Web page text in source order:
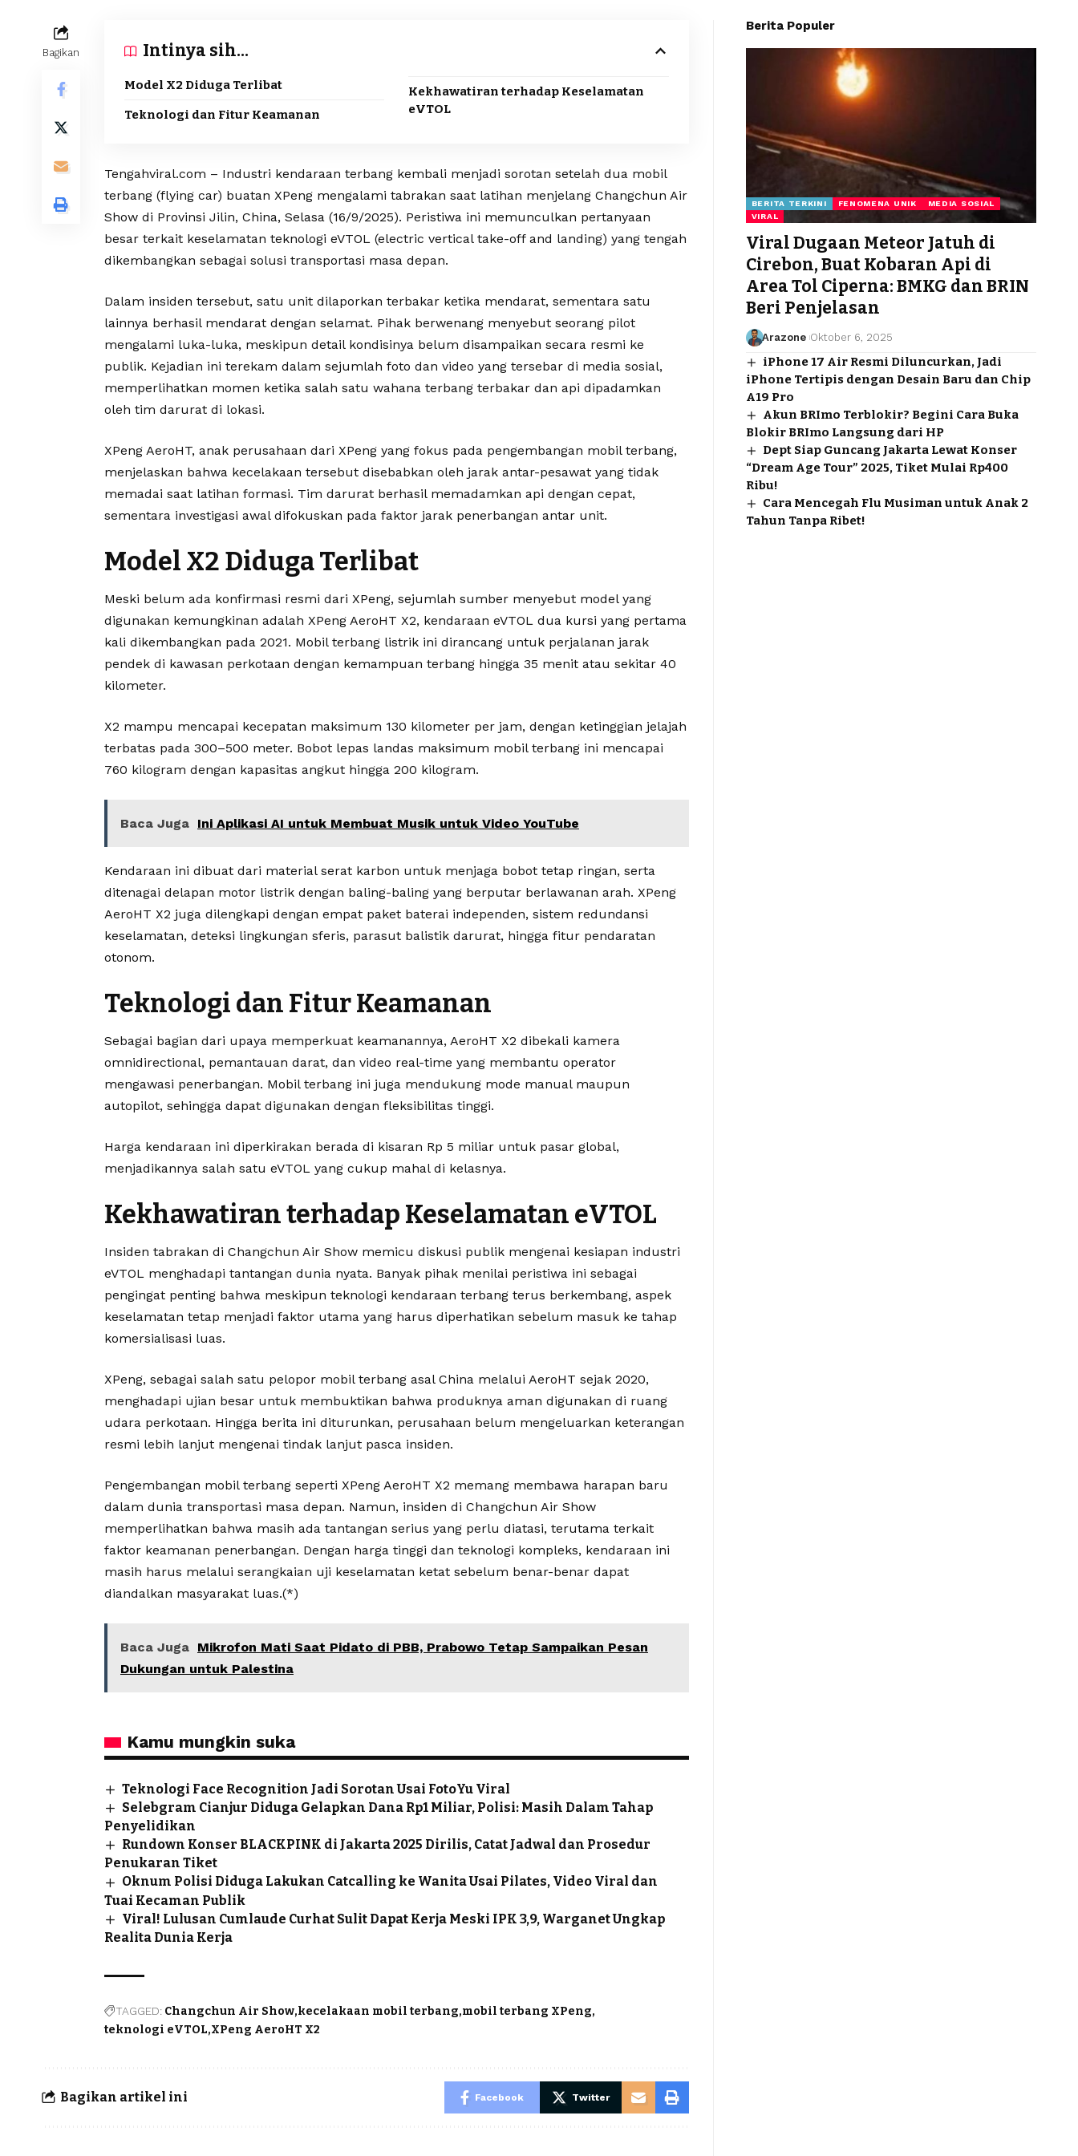
Bagikan Intinya sih...
Model X2 Diduga Terlibat
Teknologi dan Fitur Keamanan
Kekhawatiran terhadap Keselamatan
eVTOL
Tengahviral.com – Industri kendaraan terbang kembali menjadi sorotan setelah dua mobil
terbang (flying car) buatan XPeng mengalami tabrakan saat latihan menjelang Changchun Air
Show di Provinsi Jilin, China, Selasa (16/9/2025). Peristiwa ini memunculkan pertanyaan
besar terkait keselamatan teknologi eVTOL (electric vertical take-off and landing) yang tengah
dikembangkan sebagai solusi transportasi masa depan.
Dalam insiden tersebut, satu unit dilaporkan terbakar ketika mendarat, sementara satu
lainnya berhasil mendarat dengan selamat. Pihak berwenang menyebut seorang pilot
mengalami luka-luka, meskipun detail kondisinya belum disampaikan secara resmi ke
publik. Kejadian ini terekam dalam sejumlah foto dan video yang tersebar di media sosial,
memperlihatkan momen ketika salah satu wahana terbang terbakar dan api dipadamkan
oleh tim darurat di lokasi.
XPeng AeroHT, anak perusahaan dari XPeng yang fokus pada pengembangan mobil terbang,
menjelaskan bahwa kecelakaan tersebut disebabkan oleh jarak antar-pesawat yang tidak
memadai saat latihan formasi. Tim darurat berhasil memadamkan api dengan cepat,
sementara investigasi awal difokuskan pada faktor jarak penerbangan antar unit.
Model X2 Diduga Terlibat
Meski belum ada konfirmasi resmi dari XPeng, sejumlah sumber menyebut model yang
digunakan kemungkinan adalah XPeng AeroHT X2, kendaraan eVTOL dua kursi yang pertama
kali dikembangkan pada 2021. Mobil terbang listrik ini dirancang untuk perjalanan jarak
pendek di kawasan perkotaan dengan kemampuan terbang hingga 35 menit atau sekitar 40
kilometer.
X2 mampu mencapai kecepatan maksimum 130 kilometer per jam, dengan ketinggian jelajah
terbatas pada 300–500 meter. Bobot lepas landas maksimum mobil terbang ini mencapai
760 kilogram dengan kapasitas angkut hingga 200 kilogram.
Baca Juga Ini Aplikasi AI untuk Membuat Musik untuk Video YouTube
Kendaraan ini dibuat dari material serat karbon untuk menjaga bobot tetap ringan, serta
ditenagai delapan motor listrik dengan baling-baling yang berputar berlawanan arah. XPeng
AeroHT X2 juga dilengkapi dengan empat paket baterai independen, sistem redundansi
keselamatan, deteksi lingkungan sferis, parasut balistik darurat, hingga fitur pendaratan
otonom.
Teknologi dan Fitur Keamanan
Sebagai bagian dari upaya memperkuat keamanannya, AeroHT X2 dibekali kamera
omnidirectional, pemantauan darat, dan video real-time yang membantu operator
mengawasi penerbangan. Mobil terbang ini juga mendukung mode manual maupun
autopilot, sehingga dapat digunakan dengan fleksibilitas tinggi.
Harga kendaraan ini diperkirakan berada di kisaran Rp 5 miliar untuk pasar global,
menjadikannya salah satu eVTOL yang cukup mahal di kelasnya.
Kekhawatiran terhadap Keselamatan eVTOL
Insiden tabrakan di Changchun Air Show memicu diskusi publik mengenai kesiapan industri
eVTOL menghadapi tantangan dunia nyata. Banyak pihak menilai peristiwa ini sebagai
pengingat penting bahwa meskipun teknologi kendaraan terbang terus berkembang, aspek
keselamatan tetap menjadi faktor utama yang harus diperhatikan sebelum masuk ke tahap
komersialisasi luas.
XPeng, sebagai salah satu pelopor mobil terbang asal China melalui AeroHT sejak 2020,
menghadapi ujian besar untuk membuktikan bahwa produknya aman digunakan di ruang
udara perkotaan. Hingga berita ini diturunkan, perusahaan belum mengeluarkan keterangan
resmi lebih lanjut mengenai tindak lanjut pasca insiden.
Pengembangan mobil terbang seperti XPeng AeroHT X2 memang membawa harapan baru
dalam dunia transportasi masa depan. Namun, insiden di Changchun Air Show
memperlihatkan bahwa masih ada tantangan serius yang perlu diatasi, terutama terkait
faktor keamanan penerbangan. Dengan harga tinggi dan teknologi kompleks, kendaraan ini
masih harus melalui serangkaian uji keselamatan ketat sebelum benar-benar dapat
diandalkan masyarakat luas.(*)
Baca Juga Mikrofon Mati Saat Pidato di PBB, Prabowo Tetap Sampaikan Pesan
Dukungan untuk Palestina
Kamu mungkin suka
Teknologi Face Recognition Jadi Sorotan Usai FotoYu Viral
Selebgram Cianjur Diduga Gelapkan Dana Rp1 Miliar, Polisi: Masih Dalam Tahap
Penyelidikan
Rundown Konser BLACKPINK di Jakarta 2025 Dirilis, Catat Jadwal dan Prosedur
Penukaran Tiket
Oknum Polisi Diduga Lakukan Catcalling ke Wanita Usai Pilates, Video Viral dan
Tuai Kecaman Publik
Viral! Lulusan Cumlaude Curhat Sulit Dapat Kerja Meski IPK 3,9, Warganet Ungkap
Realita Dunia Kerja
TAGGED: Changchun Air Show kecelakaan mobil terbang mobil terbang XPeng
teknologi eVTOL XPeng AeroHT X2
Bagikan artikel ini Facebook Twitter
Berita Populer
BERITA TERKINI FENOMENA UNIK
MEDIA SOSIAL
VIRAL
Viral Dugaan Meteor Jatuh di
Cirebon, Buat Kobaran Api di
Area Tol Ciperna: BMKG dan BRIN
Beri Penjelasan
Arazone Oktober 6, 2025
iPhone 17 Air Resmi Diluncurkan, Jadi
iPhone Tertipis dengan Desain Baru dan Chip
A19 Pro
Akun BRImo Terblokir? Begini Cara Buka
Blokir BRImo Langsung dari HP
Dept Siap Guncang Jakarta Lewat Konser
“Dream Age Tour” 2025, Tiket Mulai Rp400
Ribu!
Cara Mencegah Flu Musiman untuk Anak 2
Tahun Tanpa Ribet!